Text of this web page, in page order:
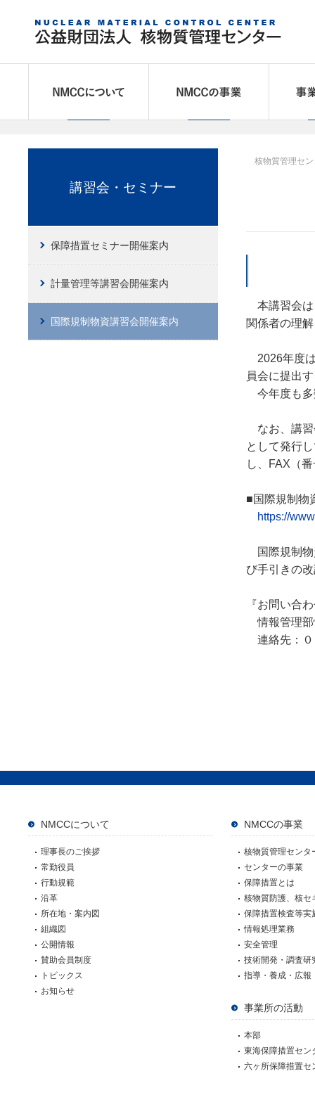
核物質管理セ
本講習会は
関係者の理
2026年度は
員会に提出
今年度も多
なお、講習
として発行
し、FAX（
■国際規制物
https://
国際規制物
び手引きの
『お問い合
情報管理
連絡先：０
講習会・セミナー
保障措置セミナー開催案内
計量管理等講習会開催案内
国際規制物資講習会開催案内
NMCCについて
理事長のご挨拶
常勤役員
行動規範
沿革
所在地・案内図
組織図
公開情報
賛助会員制度
トピックス
お知らせ
NMCCの事業
核物質管理センタ
センターの事業
保障措置とは
核物質防護、核セ
保障措置検査等実
情報処理業務
安全管理
技術開発・調査研
指導・養成・広報
事業所の活動
本部
東海保障措置セン
六ヶ所保障措置セ